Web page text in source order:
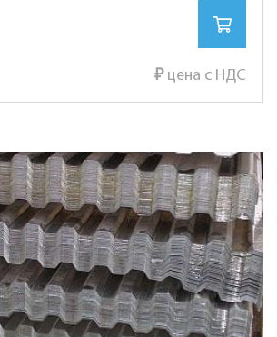
₽цена с НДС